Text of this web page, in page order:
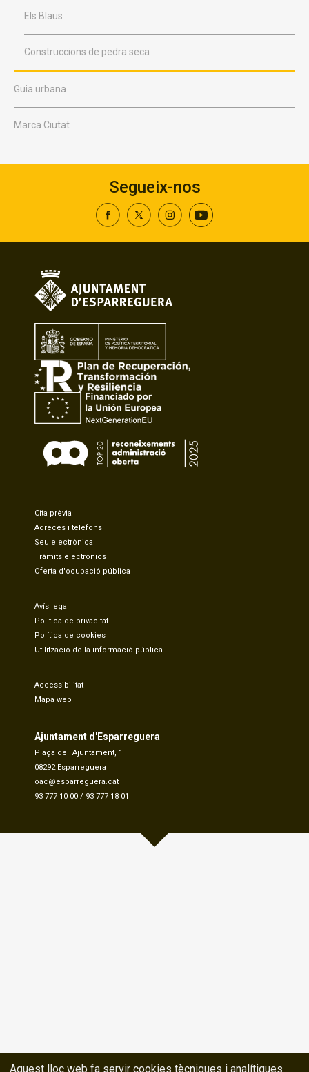
Els Blaus
Construccions de pedra seca
Guia urbana
Marca Ciutat
Segueix-nos
Cita prèvia
Adreces i telèfons
Seu electrònica
Tràmits electrònics
Oferta d'ocupació pública
Avís legal
Política de privacitat
Política de cookies
Utilització de la informació pública
Accessibilitat
Mapa web
Ajuntament d'Esparreguera
Plaça de l'Ajuntament, 1
08292 Esparreguera
oac@esparreguera.cat
93 777 10 00 / 93 777 18 01
Aquest lloc web fa servir cookies tècniques i analítiques